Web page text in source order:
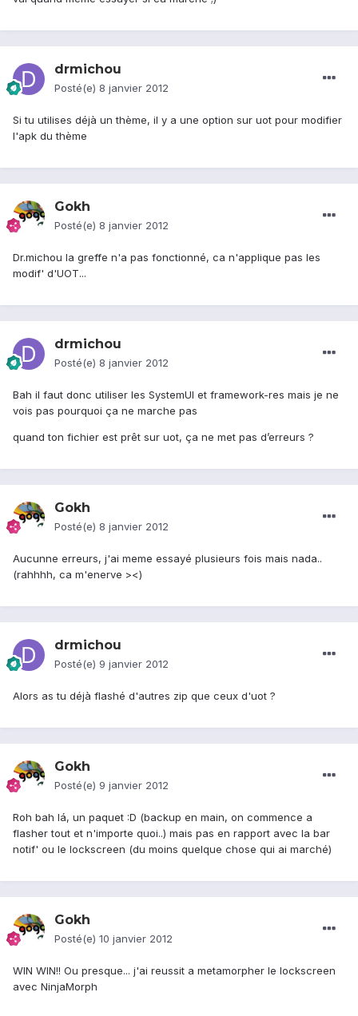
drmichou
Posté(e) 8 janvier 2012
Si tu utilises déjà un thème, il y a une option sur uot pour modifier
l'apk du thème
Gokh
Posté(e) 8 janvier 2012
Dr.michou la greffe n'a pas fonctionné, ca n'applique pas les
modif' d'UOT...
drmichou
Posté(e) 8 janvier 2012
Bah il faut donc utiliser les SystemUI et framework-res mais je ne
vois pas pourquoi ça ne marche pas
quand ton fichier est prêt sur uot, ça ne met pas d’erreurs ?
Gokh
Posté(e) 8 janvier 2012
Aucunne erreurs, j'ai meme essayé plusieurs fois mais nada..
(rahhhh, ca m'enerve ><)
drmichou
Posté(e) 9 janvier 2012
Alors as tu déjà flashé d'autres zip que ceux d'uot ?
Gokh
Posté(e) 9 janvier 2012
Roh bah lá, un paquet :D (backup en main, on commence a
flasher tout et n'importe quoi..) mais pas en rapport avec la bar
notif' ou le lockscreen (du moins quelque chose qui ai marché)
Gokh
Posté(e) 10 janvier 2012
WIN WIN!! Ou presque... j'ai reussit a metamorpher le lockscreen
avec NinjaMorph